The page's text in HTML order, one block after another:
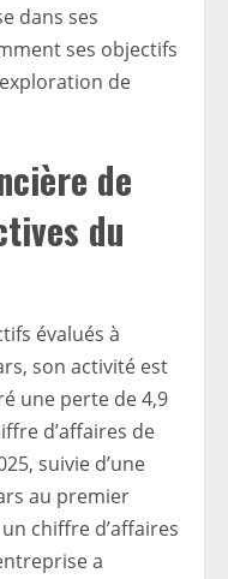
dans ses
ses objectifs
de
de
du
évalués à
son activité est
une perte de 4,9
d’affaires de
suivie d’une
au premier
chiffre d’affaires
a